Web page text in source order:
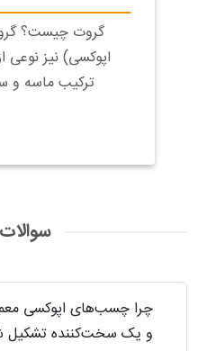
گروت چیست؟
اپوکسی) نیز نوعی
ترکیب ماسه و
چرا چسب‌های اپوکسی
و یک سخت‌کننده تشکیل